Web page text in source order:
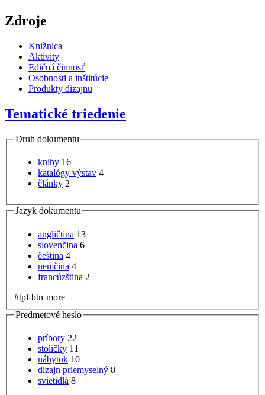
Zdroje
Knižnica
Aktivity
Edičná činnosť
Osobnosti a inštitúcie
Produkty dizajnu
Tematické triedenie
Druh dokumentu
knihy 16
katalógy výstav 4
články 2
Jazyk dokumentu
angličtina 13
slovenčina 6
čeština 4
nemčina 4
francúzština 2
#tpl-btn-more
Predmetové heslo
príbory 22
stoličky 11
nábytok 10
dizajn priemyselný 8
svietidlá 8